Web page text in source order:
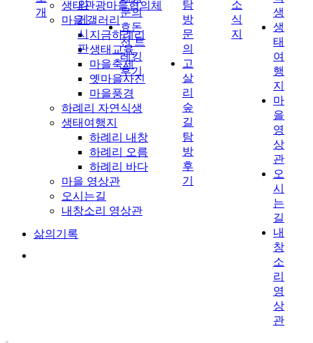
생태관광마을협의체
마을 갤러리
지금하례리
생태교육
마을축제
옛마을사진
마을풍경
하례리 자연식생
생태여행지
하례리 내창
하례리 오름
하례리 바다
마을 영상관
오시는길
내창소리 영상관
삶의기록
개
의
게
시
판
문의
효돈
천 트
레킹
후기
탐
방
문
의
고
살
리
숲
길
탐
방
후
기
소
식
지
생
생
태
여
행
지
마
을
영
상
관
오
시
는
길
내
창
소
리
영
상
관